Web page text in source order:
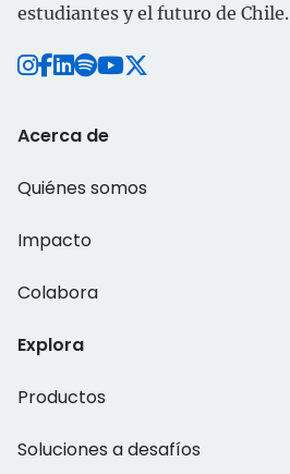
estudiantes y el futuro de Chile.
Acerca de
Quiénes somos
Impacto
Colabora
Explora
Productos
Soluciones a desafíos